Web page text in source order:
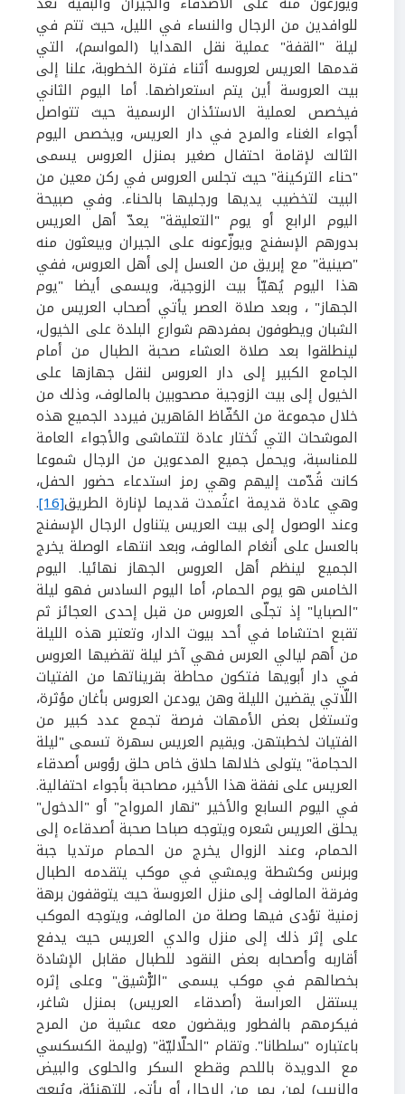
للوافدين من الرجال والنساء في الليل، حيث تتم في
ليلة "القفة" عملية نقل الهدايا (المواسم)، التي
قدمها العريس لعروسه أثناء فترة الخطوبة، علنا إلى
بيت العروسة أين يتم استعراضها. أما اليوم الثاني
فيخصص لعملية الاستئذان الرسمية حيث تتواصل
أجواء الغناء والمرح في دار العريس، ويخصص اليوم
الثالث لإقامة احتفال صغير بمنزل العروس يسمى
"حناء التركينة" حيث تجلس العروس في ركن معين من
البيت لتخضيب يديها ورجليها بالحناء. وفي صبيحة
اليوم الرابع أو يوم "التعليقة" يعدّ أهل العريس
بدورهم الإسفنج ويوزّعونه على الجيران ويبعثون منه
"صينية" مع إبريق من العسل إلى أهل العروس، ففي
هذا اليوم يُهيّأ بيت الزوجية، ويسمى أيضا "يوم
الجهاز"، وبعد صلاة العصر يأتي أصحاب العريس من
الشبان ويطوفون بمفردهم شوارع البلدة على الخيول،
لينطلقوا بعد صلاة العشاء صحبة الطبال من أمام
الجامع الكبير إلى دار العروس لنقل جهازها على
الخيول إلى بيت الزوجية مصحوبين بالمالوف، وذلك من
خلال مجموعة من الحُفّاظ المَاهرين فيردد الجميع هذه
الموشحات التي تُختار عادة لتتماشى والأجواء العامة
للمناسبة، ويحمل جميع المدعوين من الرجال شموعا
كانت قُدّمت إليهم وهي رمز استدعاء حضور الحفل،
وهي عادة قديمة اعتُمدت قديما لإنارة الطريق[16]
.
وعند الوصول إلى بيت العريس يتناول الرجال الإسفنج
بالعسل على أنغام المالوف، وبعد انتهاء الوصلة يخرج
الجميع لينظم أهل العروس الجهاز نهائيا. اليوم
الخامس هو يوم الحمام، أما اليوم السادس فهو ليلة
"الصبايا" إذ تجلّى العروس من قبل إحدى العجائز ثم
تقبع احتشاما في أحد بيوت الدار، وتعتبر هذه الليلة
من أهم ليالي العرس فهي آخر ليلة تقضيها العروس
في دار أبويها فتكون محاطة بقريناتها من الفتيات
اللّاتي يقضين الليلة وهن يودعن العروس بأغان مؤثرة،
وتستغل بعض الأمهات فرصة تجمع عدد كبير من
الفتيات لخطبتهن. ويقيم العريس سهرة تسمى "ليلة
الحجامة" يتولى خلالها حلاق خاص حلق رؤوس أصدقاء
العريس على نفقة هذا الأخير، مصاحبة بأجواء احتفالية.
في اليوم السابع والأخير "نهار المرواح" أو "الدخول"
يحلق العريس شعره ويتوجه صباحا صحبة أصدقاءه إلى
الحمام، وعند الزوال يخرج من الحمام مرتديا جبة
وبرنس وكشطة ويمشي في موكب يتقدمه الطبال
وفرقة المالوف إلى منزل العروسة حيث يتوقفون برهة
زمنية تؤدى فيها وصلة من المالوف، ويتوجه الموكب
على إثر ذلك إلى منزل والدي العريس حيث يدفع
أقاربه وأصحابه بعض النقود للطبال مقابل الإشادة
بخصالهم في موكب يسمى "الرّْشيق" وعلى إثره
يستقل العراسة (أصدقاء العريس) بمنزل شاغر،
فيكرمهم بالفطور ويقضون معه عشية من المرح
باعتباره "سلطانا". وتقام "الحلّاليّة" (وليمة الكسكسي
مع الدويدة باللحم وقطع السكر والحلوى والبيض